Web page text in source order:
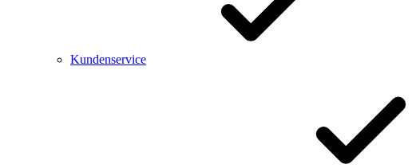
Kundenservice